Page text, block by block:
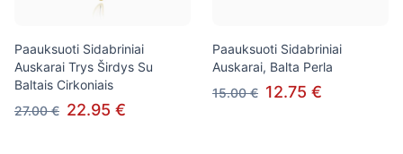
Paauksuoti Sidabriniai
Auskarai Trys Širdys Su
Baltais Cirkoniais
27.00 € 22.95 €
Paauksuoti Sidabriniai
Auskarai, Balta Perla
15.00 € 12.75 €